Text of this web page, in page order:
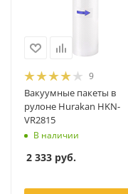
9
Вакуумные пакеты в
рулоне Hurakan HKN-
VR2815
В наличии
2 333 руб.